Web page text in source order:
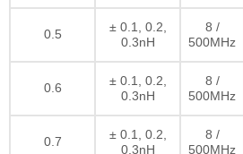
0.5
± 0.1, 0.2,
0.3nH
8 /
500MHz
0.6
± 0.1, 0.2,
0.3nH
8 /
500MHz
0.7
± 0.1, 0.2,
0.3nH
8 /
500MHz